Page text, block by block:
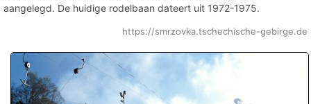
aangelegd. De huidige rodelbaan dateert uit 1972-1975.
https://smrzovka.tschechische-gebirge.de